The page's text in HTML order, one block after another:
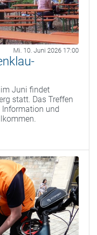
Mi. 10. Juni 2026 17:00
Juni findet
statt. Das Treffen
und